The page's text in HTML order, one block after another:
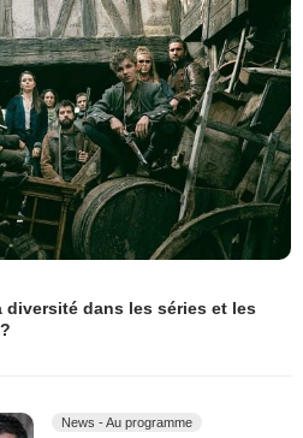
dans les séries et les
News - Au programme